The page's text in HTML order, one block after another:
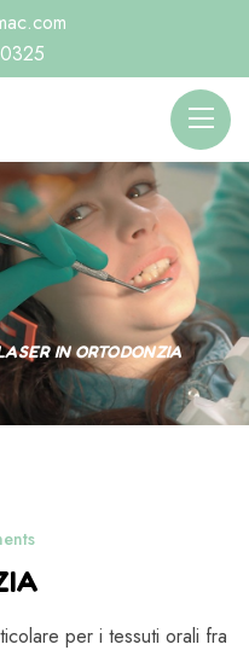
IN ORTODONZIA
per i tessuti orali fra